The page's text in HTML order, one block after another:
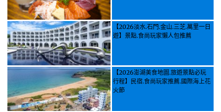
【2026淡水.石門.金山.三芝.萬里一日
遊】景點.食尚玩家懶人包推薦
【2026澎湖美食地圖.旅遊景點必玩
行程】民宿.食尚玩家推薦.國際海上花
火節